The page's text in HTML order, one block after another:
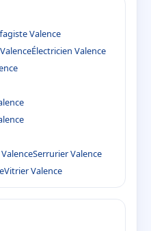
Valence
Électricien Valence
Serrurier Valence
Vitrier Valence